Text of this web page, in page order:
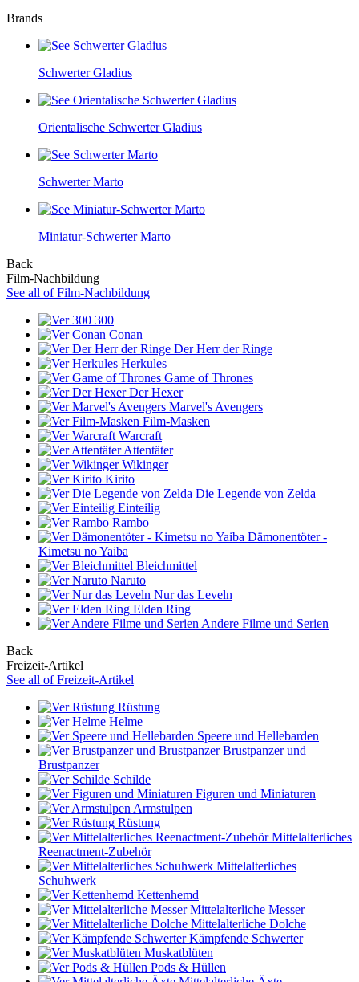
Brands
Schwerter Gladius
Orientalische Schwerter Gladius
Schwerter Marto
Miniatur-Schwerter Marto
Back
Film-Nachbildung
See all of Film-Nachbildung
300
Conan
Der Herr der Ringe
Herkules
Game of Thrones
Der Hexer
Marvel's Avengers
Film-Masken
Warcraft
Attentäter
Wikinger
Kirito
Die Legende von Zelda
Einteilig
Rambo
Dämonentöter -
Kimetsu no Yaiba
Bleichmittel
Naruto
Nur das Leveln
Elden Ring
Andere Filme und Serien
Back
Freizeit-Artikel
See all of Freizeit-Artikel
Rüstung
Helme
Speere und Hellebarden
Brustpanzer und
Brustpanzer
Schilde
Figuren und Miniaturen
Armstulpen
Rüstung
Mittelalterliches
Reenactment-Zubehör
Mittelalterliches
Schuhwerk
Kettenhemd
Mittelalterliche Messer
Mittelalterliche Dolche
Kämpfende Schwerter
Muskatblüten
Pods & Hüllen